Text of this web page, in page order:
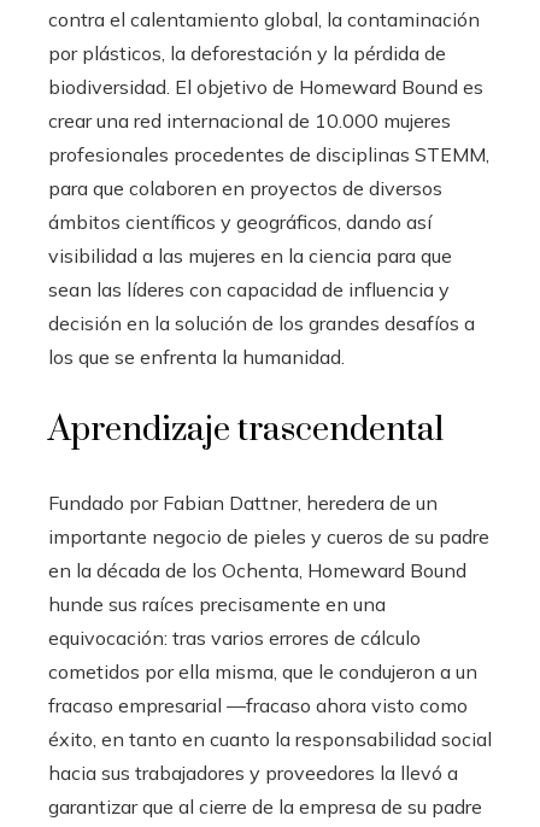
contra el calentamiento global, la contaminación
por plásticos, la deforestación y la pérdida de
biodiversidad. El objetivo de Homeward Bound es
crear una red internacional de 10.000 mujeres
profesionales procedentes de disciplinas STEMM,
para que colaboren en proyectos de diversos
ámbitos científicos y geográficos, dando así
visibilidad a las mujeres en la ciencia para que
sean las líderes con capacidad de influencia y
decisión en la solución de los grandes desafíos a
los que se enfrenta la humanidad.
Aprendizaje trascendental
Fundado por Fabian Dattner, heredera de un
importante negocio de pieles y cueros de su padre
en la década de los Ochenta, Homeward Bound
hunde sus raíces precisamente en una
equivocación: tras varios errores de cálculo
cometidos por ella misma, que le condujeron a un
fracaso empresarial —fracaso ahora visto como
éxito, en tanto en cuanto la responsabilidad social
hacia sus trabajadores y proveedores la llevó a
garantizar que al cierre de la empresa de su padre